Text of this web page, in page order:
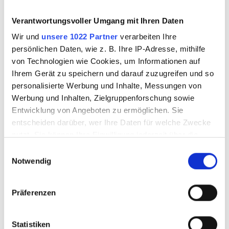
Verantwortungsvoller Umgang mit Ihren Daten
Wir und unsere 1022 Partner verarbeiten Ihre
persönlichen Daten, wie z. B. Ihre IP-Adresse, mithilfe
von Technologien wie Cookies, um Informationen auf
Ihrem Gerät zu speichern und darauf zuzugreifen und so
personalisierte Werbung und Inhalte, Messungen von
Werbung und Inhalten, Zielgruppenforschung sowie
Entwicklung von Angeboten zu ermöglichen. Sie
entscheiden darüber, wer Ihre Daten für welche Zwecke
Trigger Symbol ändern oder widerrufen
Informationen über Ihre geografische Lage
können
Notwendig
Präferenzen
Statistiken
Schneidesystem
3602020
MINI Glas-
Schneidesystem
3602030
Creators Speed